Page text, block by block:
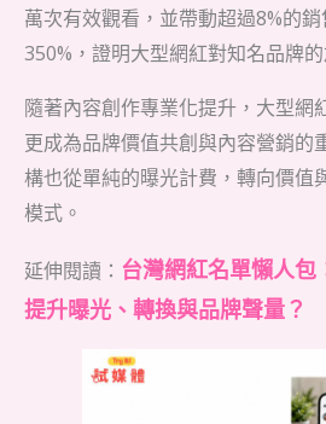
萬次有效觀看，並帶動超過8%的
350%，證明大型網紅對知名品牌
隨著內容創作專業化提升，大型網
更成為品牌價值共創與內容營銷的
構也從單純的曝光計費，轉向價值
模式。
延伸閱讀： 台灣網紅名單懶人包
提升曝光、轉換與品牌聲量？